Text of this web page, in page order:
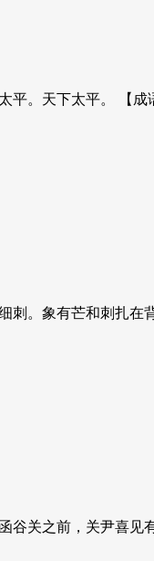
。天下太平。 【成
刺。象有芒和刺扎在
关之前，关尹喜见